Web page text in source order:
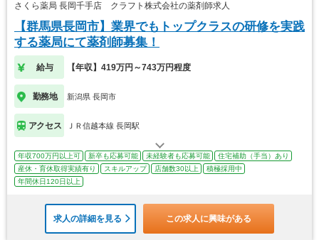
さくら薬局 長岡千手店 クラフト株式会社の薬剤師求人
【群馬県長岡市】業界でもトップクラスの研修を実践
する薬局にて薬剤師募集！
給与 【年収】419万円～743万円程度
勤務地 新潟県 長岡市
アクセス ＪＲ信越本線 長岡駅
年収700万円以上可 新卒も応募可能 未経験者も応募可能
住宅補助（手当）あり
産休・育休取得実績有り
スキルアップ 店舗数30以上
積極採用中
年間休日120日以上
求人の詳細を見る この求人に興味がある